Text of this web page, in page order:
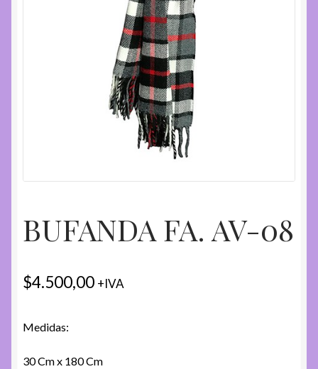
BUFANDA FA. AV-08
$4.500,00 +IVA
Medidas:
30 Cm x 180 Cm